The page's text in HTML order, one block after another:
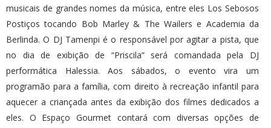
musicais de grandes nomes da música, entre eles Los Sebosos
Postiços tocando Bob Marley & The Wailers e Academia da
Berlinda. O DJ Tamenpi é o responsável por agitar a pista, que
no dia de exibição de “Priscila” será comandada pela DJ
performática Halessia. Aos sábados, o evento vira um
programão para a família, com direito à recreação infantil para
aquecer a criançada antes da exibição dos filmes dedicados a
eles. O Espaço Gourmet contará com diversas opções de